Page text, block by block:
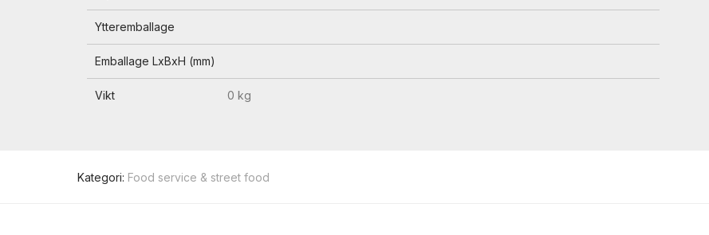
Ytteremballage
Emballage LxBxH (mm)
Vikt 0 kg
Kategori: Food service & street food